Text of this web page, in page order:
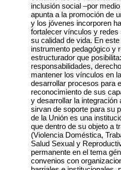
inclusión social –por
apunta a la promoción de
y los jóvenes incorporen
fortalecer vínculos y
su calidad de vida. En
instrumento pedagógico y
estructurador que
responsabilidades,
mantener los vínculos en
desarrollar procesos para
reconocimiento de sus
y desarrollar la
sirvan de soporte para su
de la Unión es una
que dentro de su objeto a
(Violencia Doméstica,
Salud Sexual y
permanente en el tema
convenios con